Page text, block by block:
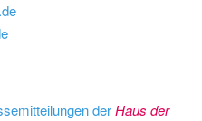
derHaus der